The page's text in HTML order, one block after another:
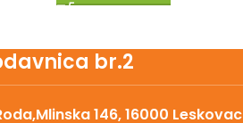
br.2
146, 16000 Leskovac